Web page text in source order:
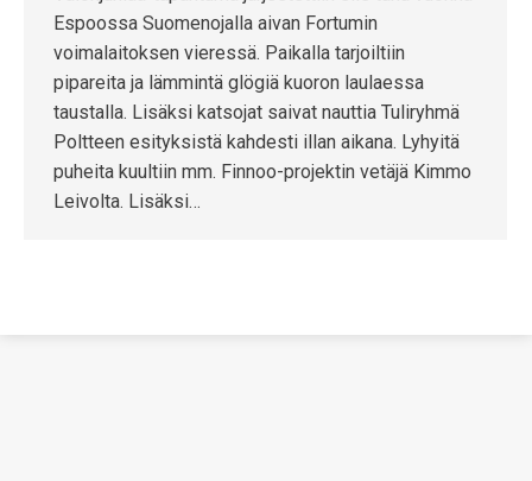
Espoossa Suomenojalla aivan Fortumin
voimalaitoksen vieressä. Paikalla tarjoiltiin
pipareita ja lämmintä glögiä kuoron laulaessa
taustalla. Lisäksi katsojat saivat nauttia Tuliryhmä
Poltteen esityksistä kahdesti illan aikana. Lyhyitä
puheita kuultiin mm. Finnoo-projektin vetäjä Kimmo
Leivolta. Lisäksi…